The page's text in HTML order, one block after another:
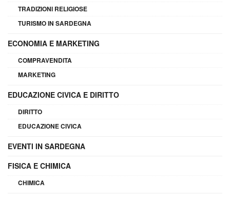
TRADIZIONI RELIGIOSE
TURISMO IN SARDEGNA
ECONOMIA E MARKETING
COMPRAVENDITA
MARKETING
EDUCAZIONE CIVICA E DIRITTO
DIRITTO
EDUCAZIONE CIVICA
EVENTI IN SARDEGNA
FISICA E CHIMICA
CHIMICA